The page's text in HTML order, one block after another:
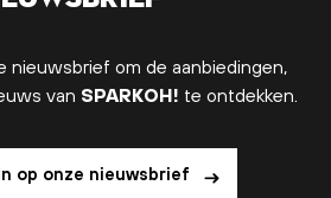
nieuwsbrief om de aanbiedingen,
van SPARKOH! te ontdekken.
op onze nieuwsbrief